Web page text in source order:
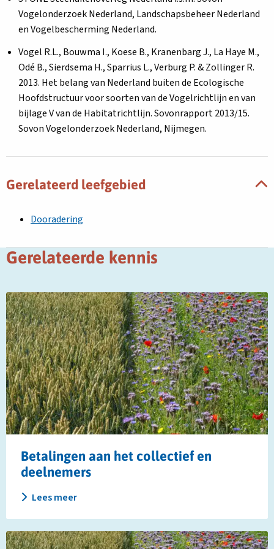
Vogelonderzoek Nederland, Landschapsbeheer Nederland
en Vogelbescherming Nederland.
Vogel R.L., Bouwma I., Koese B., Kranenbarg J., La Haye M.,
Odé B., Sierdsema H., Sparrius L., Verburg P. & Zollinger R.
2013. Het belang van Nederland buiten de Ecologische
Hoofdstructuur voor soorten van de Vogelrichtlijn en van
bijlage V van de Habitatrichtlijn. Sovonrapport 2013/15.
Sovon Vogelonderzoek Nederland, Nijmegen.
Gerelateerd leefgebied
Dooradering
Gerelateerde kennis
Betalingen aan het collectief en
deelnemers
Lees meer
Lees
meer
over
Betalingen
aan
het
collectief
en
deelnemers
Lees